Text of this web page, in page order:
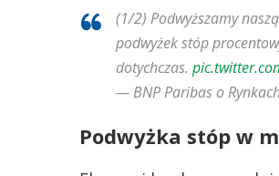
(1/2) Podwyższamy
podwyżek stóp
dotychczas.
— BNP Paribas o
Podwyżka stóp w